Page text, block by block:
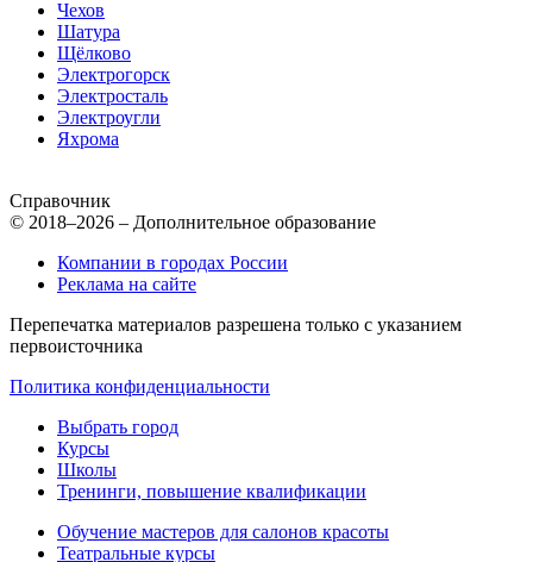
Чехов
Шатура
Щёлково
Электрогорск
Электросталь
Электроугли
Яхрома
Справочник
© 2018–2026 – Дополнительное образование
Компании в городах России
Реклама на сайте
Перепечатка материалов разрешена только с указанием
первоисточника
Политика конфиденциальности
Выбрать город
Курсы
Школы
Тренинги, повышение квалификации
Обучение мастеров для салонов красоты
Театральные курсы